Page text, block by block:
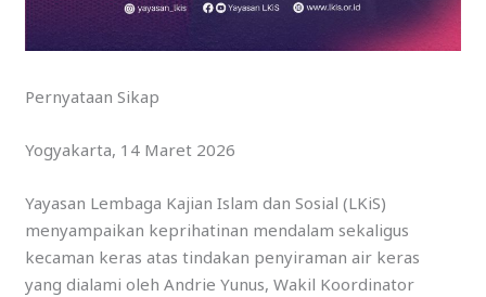
Pernyataan Sikap
Yogyakarta, 14 Maret 2026
Yayasan Lembaga Kajian Islam dan Sosial (LKiS)
menyampaikan keprihatinan mendalam sekaligus
kecaman keras atas tindakan penyiraman air keras
yang dialami oleh Andrie Yunus, Wakil Koordinator